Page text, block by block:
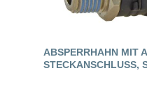
ABSPERRHAHN MIT
TECKANSCHLUSS,